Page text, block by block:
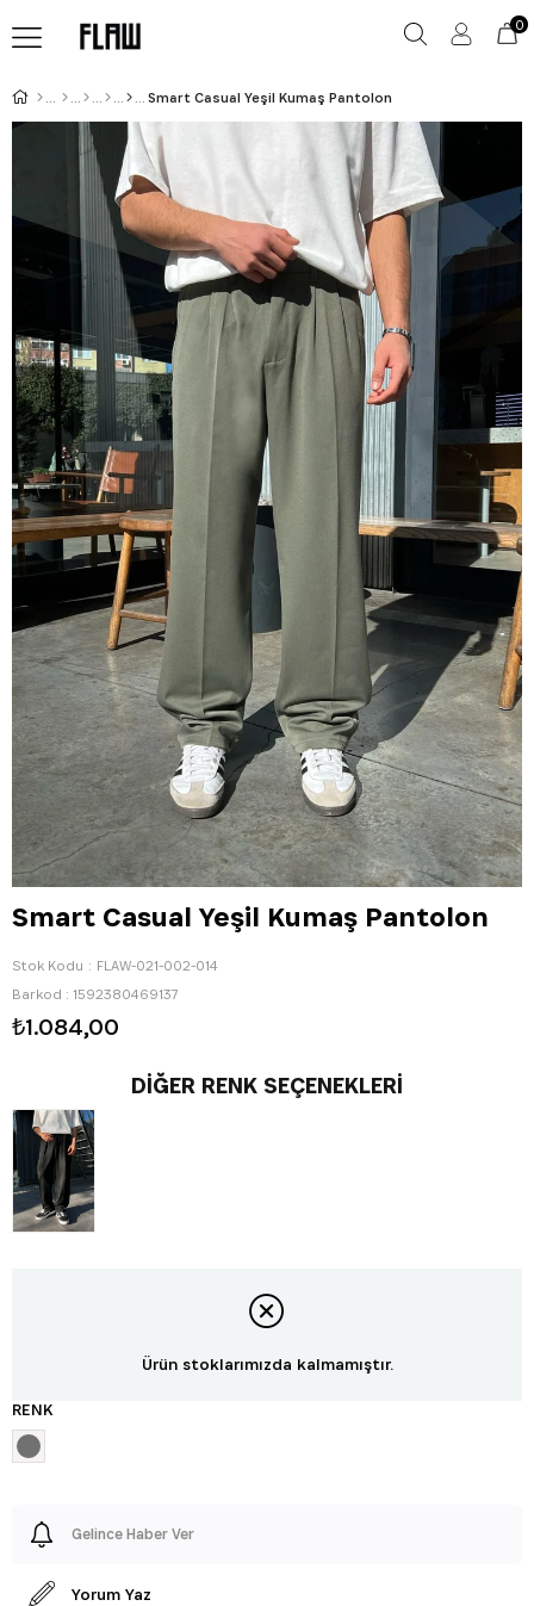
0
Smart Casual Yeşil Kumaş Pantolon
Smart Casual Yeşil Kumaş Pantolon
Stok Kodu
FLAW-021-002-014
Barkod : 1592380469137
₺1.084,00
DIĞER RENK SEÇENEKLERI
Ürün stoklarımızda kalmamıştır.
RENK
Gelince Haber Ver
Yorum Yaz